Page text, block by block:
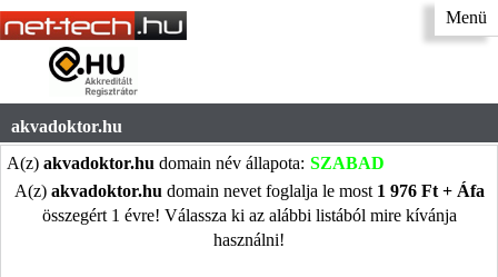
Menü
akvadoktor.hu
A(z) akvadoktor.hu domain név állapota: SZABAD
A(z) akvadoktor.hu domain nevet foglalja le most 1 976 Ft + Áfa
összegért 1 évre! Válassza ki az alábbi listából mire kívánja
használni!